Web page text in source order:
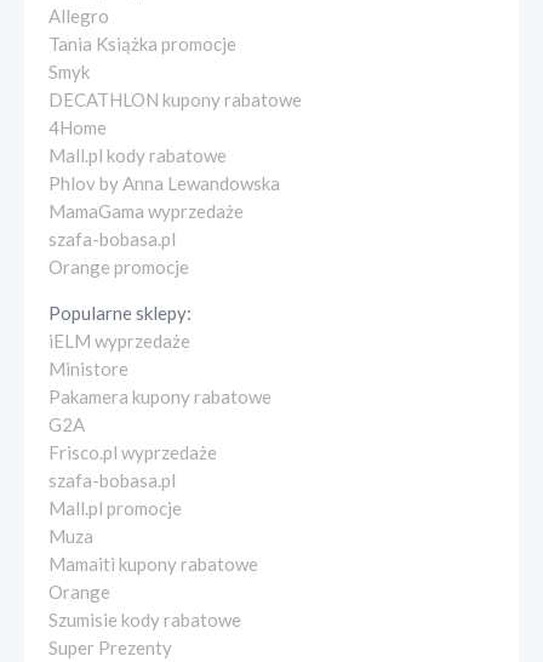
Allegro
Tania Książka promocje
Smyk
DECATHLON kupony rabatowe
4Home
Mall.pl kody rabatowe
Phlov by Anna Lewandowska
MamaGama wyprzedaże
szafa-bobasa.pl
Orange promocje
Popularne sklepy:
iELM wyprzedaże
Ministore
Pakamera kupony rabatowe
G2A
Frisco.pl wyprzedaże
szafa-bobasa.pl
Mall.pl promocje
Muza
Mamaiti kupony rabatowe
Orange
Szumisie kody rabatowe
Super Prezenty